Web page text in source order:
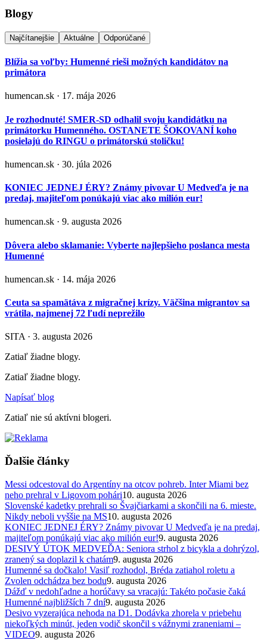
Blogy
Najčítanejšie Aktuálne Odporúčané
Blížia sa voľby: Humenné rieši možných kandidátov na
primátora
humencan.sk · 17. mája 2026
Je rozhodnuté! SMER-SD odhalil svoju kandidátku na
primátorku Humenného. OSTANETE ŠOKOVANÍ koho
posielajú do RINGU o primátorskú stoličku!
humencan.sk · 30. júla 2026
KONIEC JEDNEJ ÉRY? Známy pivovar U Medveďa je na
predaj, majiteľom ponúkajú viac ako milión eur!
humencan.sk · 9. augusta 2026
Dôvera alebo sklamanie: Vyberte najlepšieho poslanca mesta
Humenné
humencan.sk · 14. mája 2026
Ceuta sa spamätáva z migračnej krízy. Väčšina migrantov sa
vrátila, najmenej 72 ľudí neprežilo
SITA · 3. augusta 2026
Zatiaľ žiadne blogy.
Zatiaľ žiadne blogy.
Napísať blog
Zatiaľ nie sú aktívni blogeri.
Ďalšie články
Messi odcestoval do Argentíny na otcov pohreb. Inter Miami bez
neho prehral v Ligovom pohári10. augusta 2026
Slovenské kadetky prehrali so Švajčiarkami a skončili na 6. mieste.
Nikdy neboli vyššie na MS10. augusta 2026
KONIEC JEDNEJ ÉRY? Známy pivovar U Medveďa je na predaj,
majiteľom ponúkajú viac ako milión eur!9. augusta 2026
DESIVÝ ÚTOK MEDVEĎA: Seniora strhol z bicykla a dohrýzol,
zranený sa doplazil k chatám9. augusta 2026
Humenné sa dočkalo! Vasiľ rozhodol, Bréda zatiahol roletu a
Zvolen odchádza bez bodu9. augusta 2026
Dážď v nedohľadne a horúčavy sa vracajú: Takéto počasie čaká
Humenné najbližších 7 dní9. augusta 2026
Desivo vyzerajúca nehoda na D1. Dodávka zhorela v priebehu
niekoľkých minút, jeden vodič skončil s vážnymi zraneniami –
VIDEO9. augusta 2026